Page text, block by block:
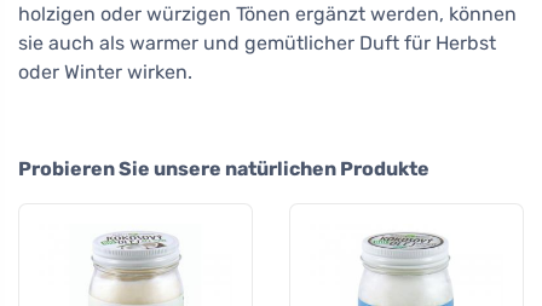
holzigen oder würzigen Tönen ergänzt werden, können
sie auch als warmer und gemütlicher Duft für Herbst
oder Winter wirken.
Probieren Sie unsere natürlichen Produkte